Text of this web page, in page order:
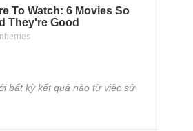
bất kỳ kết quả nào từ việc sử